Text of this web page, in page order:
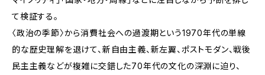
て検証する。
〈政治の季節〉から消費社会への過渡期という1970年代の単線
的な歴史理解を退けて、新自由主義、新左翼、ポストモダン、戦後
民主主義などが複雑に交錯した70年代の文化の深淵に迫り、